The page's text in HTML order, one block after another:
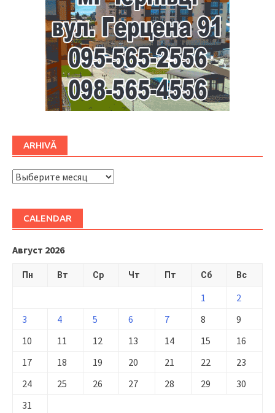
ARHIVĂ
ARHIVĂ
CALENDAR
Август 2026
Пн Вт Ср Чт Пт Сб Вс
1
2
3
4 5 6 7 8
9
10
11 12 13 14 15
16
17
18 19 20 21 22
23
24
25 26 27 28 29
30
31